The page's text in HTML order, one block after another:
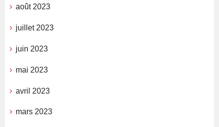
août 2023
juillet 2023
juin 2023
mai 2023
avril 2023
mars 2023